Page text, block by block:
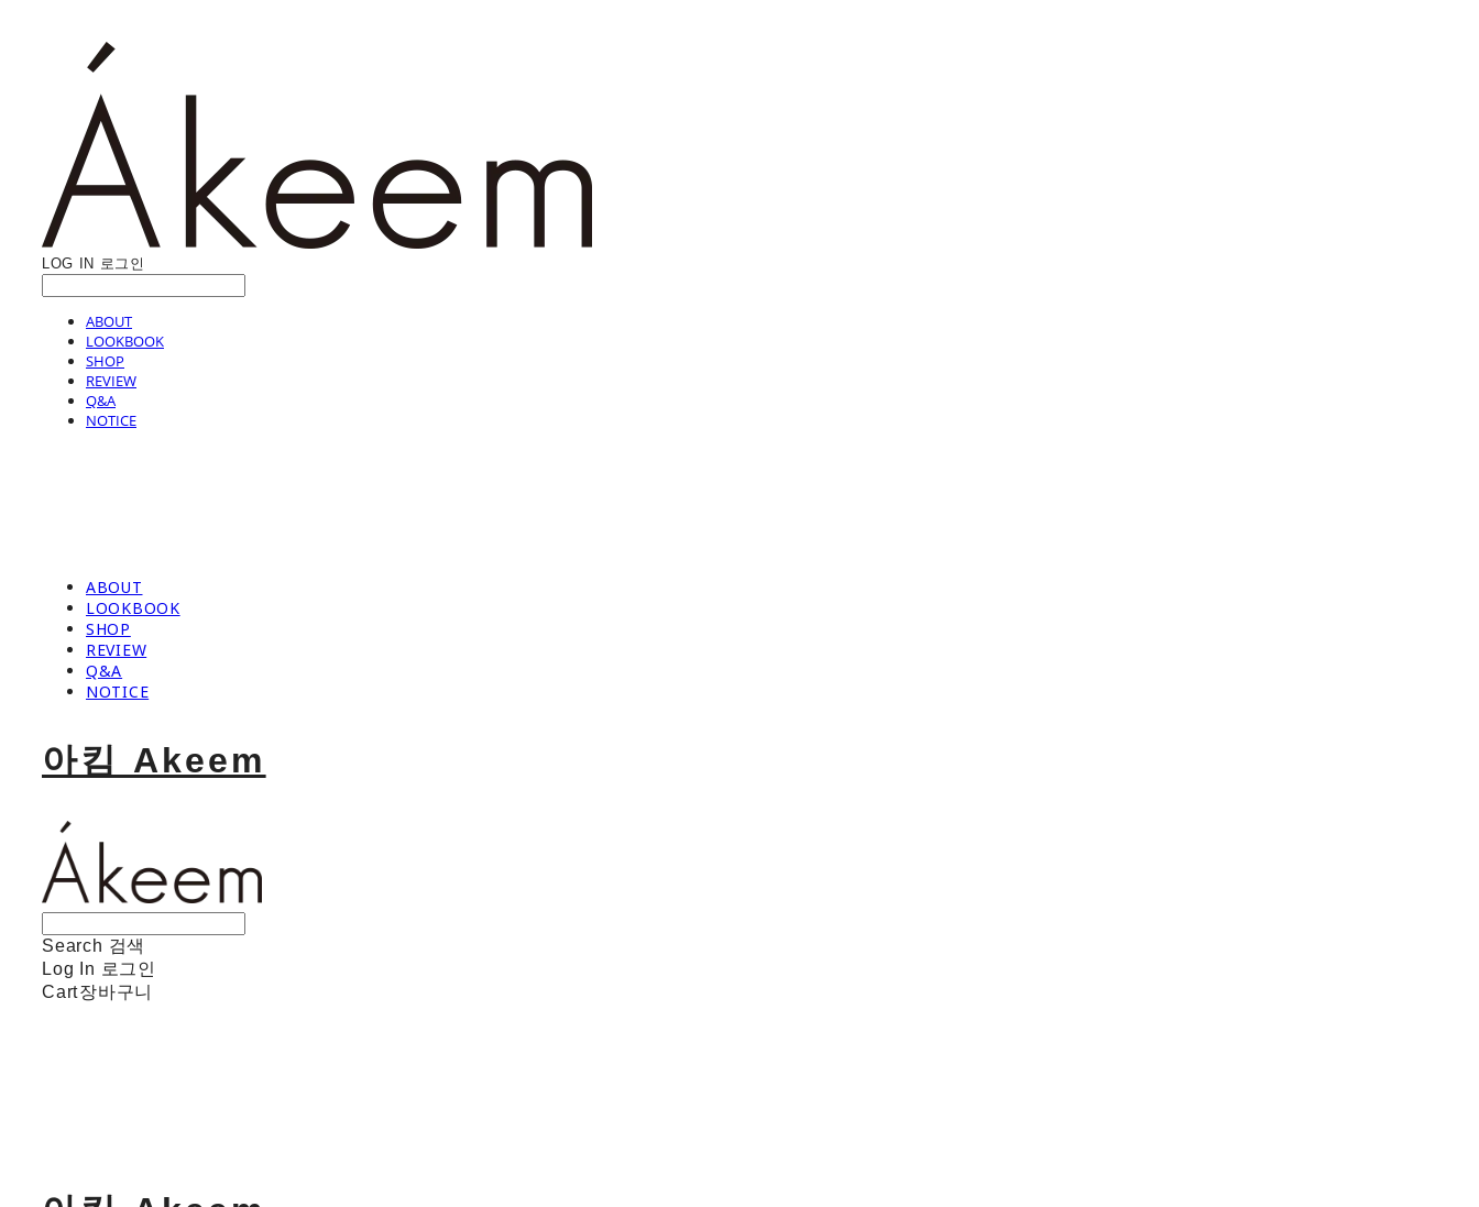
LOG IN 로그인
ABOUT
LOOKBOOK
SHOP
REVIEW
Q&A
NOTICE
ABOUT
LOOKBOOK
SHOP
REVIEW
Q&A
NOTICE
아킴 Akeem
Search 검색
Log In 로그인
Cart장바구니